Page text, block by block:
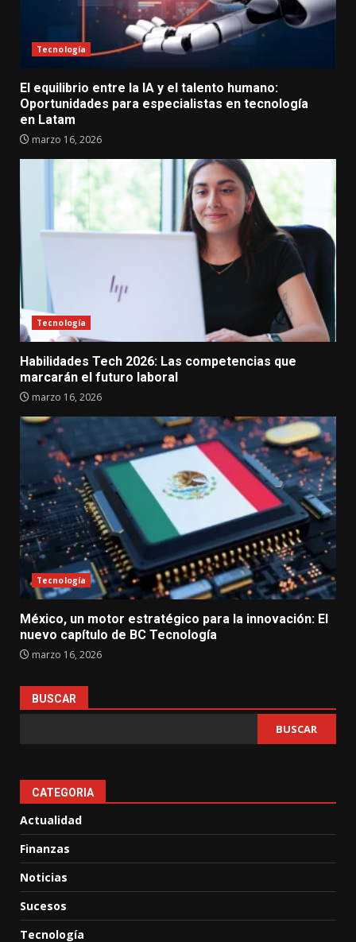
Tecnología
El equilibrio entre la IA y el talento humano:
Oportunidades para especialistas en tecnología
en Latam
marzo 16, 2026
Tecnología
Habilidades Tech 2026: Las competencias que
marcarán el futuro laboral
marzo 16, 2026
Tecnología
México, un motor estratégico para la innovación: El
nuevo capítulo de BC Tecnología
marzo 16, 2026
BUSCAR
BUSCAR
CATEGORIA
Actualidad
Finanzas
Noticias
Sucesos
Tecnología